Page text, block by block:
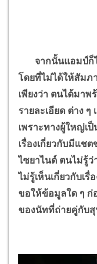
จากนั้นแอมป์ก็ได้
โดยที่ไม่ได้ให้สัมภ
เพียงว่า ตนได้มา
รายละเอียด ต่าง
เพราะทางผู้ใหญ่เ
เรื่องเกี่ยวกับมีแช
ไซยาไนด์ ตนไม่รู้ว่
ไม่รู้เห็นเกี่ยวกับเ
ขอให้ข้อมูลใด ๆ ก่
ของนัทที่ถ่ายคู่กับ